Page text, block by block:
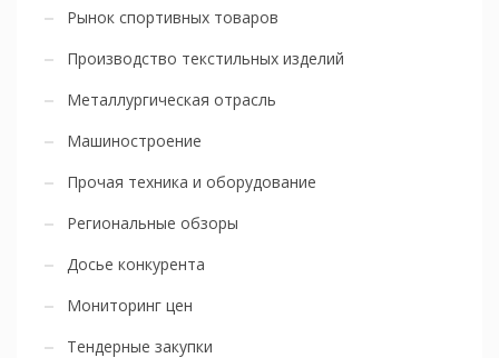
Рынок спортивных товаров
Производство текстильных изделий
Металлургическая отрасль
Машиностроение
Прочая техника и оборудование
Региональные обзоры
Досье конкурента
Мониторинг цен
Тендерные закупки